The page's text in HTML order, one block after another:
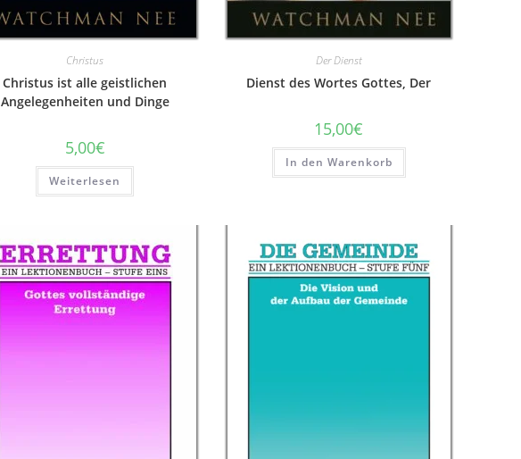
Christus
Christus ist alle geistlichen
Angelegenheiten und Dinge
5,00€
Weiterlesen
Der Dienst
Dienst des Wortes Gottes, Der
15,00€
In den Warenkorb